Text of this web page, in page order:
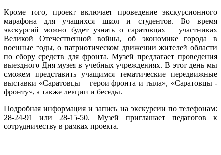
Кроме того, проект включает проведение экскурсионного
марафона для учащихся школ и студентов. Во время
экскурсий можно будет узнать о саратовцах – участниках
Великой Отечественной войны, об экономике города в
военные годы, о патриотическом движении жителей области
по сбору средств для фронта. Музей предлагает проведения
выездного Дня музея в учебных учреждениях. В этот день мы
сможем представить учащимся тематические передвижные
выставки «Саратовцы – герои фронта и тыла», «Саратовцы -
фронту», а также лекции и беседы.
Подробная информация и запись на экскурсии по телефонам:
28-24-91 или 28-15-50. Музей приглашает педагогов к
сотрудничеству в рамках проекта.